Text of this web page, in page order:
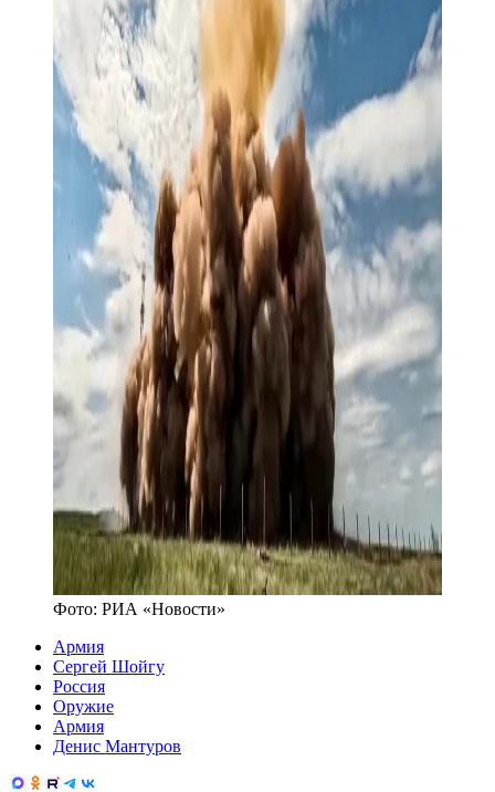
Фото: РИА «Новости»
Армия
Сергей Шойгу
Россия
Оружие
Армия
Денис Мантуров